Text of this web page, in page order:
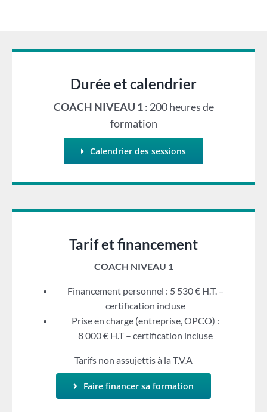
Durée et calendrier
COACH NIVEAU 1: 200 heures de
formation
Calendrier des sessions
Tarif et financement
COACH NIVEAU 1
Financement personnel : 5 530 € H.T. –
certification incluse
Prise en charge (entreprise, OPCO) :
8 000 € H.T – certification incluse
Tarifs non assujettis à la T.V.A
Faire financer sa formation